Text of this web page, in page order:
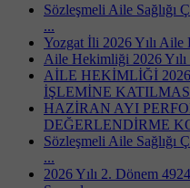
Sözleşmeli Aile Sağlığı
...
Yozgat İli 2026 Yılı
Aile Hekimliği 2026
AİLE HEKİMLİĞİ
İŞLEMİNE
HAZİRAN AYI
DEĞERLENDİRME
Sözleşmeli Aile Sağlığı
...
2026 Yılı 2. Dönem